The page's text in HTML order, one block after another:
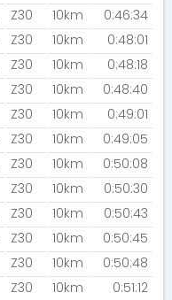
Z30 10km
0:46:34
Z30 10km
0:48:01
Z30 10km
0:48:18
Z30 10km
0:48:40
Z30 10km
0:49:01
Z30 10km
0:49:05
Z30 10km
0:50:08
Z30 10km
0:50:30
Z30 10km
0:50:43
Z30 10km
0:50:45
Z30 10km
0:50:48
Z30 10km 0:51:12